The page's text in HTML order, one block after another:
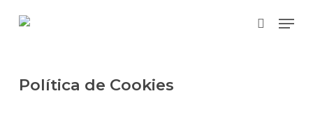
search
Menu
Política de Cookies